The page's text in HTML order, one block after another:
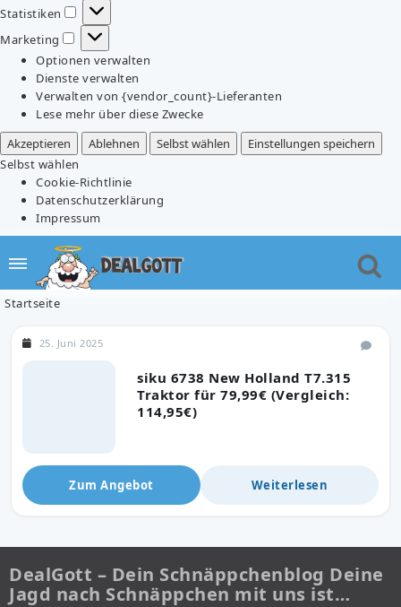
Statistiken
Statistiken
Marketing
Marketing
Optionen verwalten
Dienste verwalten
Verwalten von {vendor_count}-Lieferanten
Lese mehr über diese Zwecke
Akzeptieren
Ablehnen Selbst wählen
Einstellungen speichern
Selbst wählen
Cookie-Richtlinie
Datenschutzerklärung
Impressum
Startseite
siku 6738 New Holland T7.315
Traktor für 79,99€ (Vergleich:
114,95€)
25. Juni 2025
Zum Angebot Weiterlesen
DealGott – Dein Schnäppchenblog Deine
Jagd nach Schnäppchen mit uns ist…